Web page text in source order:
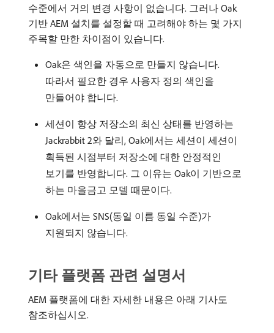
수준에서 거의 변경 사항이 없습니다. 그러나 Oak
기반 AEM 설치를 설정할 때 고려해야 하는 몇 가지
주목할 만한 차이점이 있습니다.
Oak은 색인을 자동으로 만들지 않습니다.
따라서 필요한 경우 사용자 정의 색인을
만들어야 합니다.
세션이 항상 저장소의 최신 상태를 반영하는
Jackrabbit 2와 달리, Oak에서는 세션이 세션이
획득된 시점부터 저장소에 대한 안정적인
보기를 반영합니다. 그 이유는 Oak이 기반으로
하는 마을금고 모델 때문이다.
Oak에서는 SNS(동일 이름 동일 수준)가
지원되지 않습니다.
기타 플랫폼 관련 설명서
AEM 플랫폼에 대한 자세한 내용은 아래 기사도
참조하십시오.